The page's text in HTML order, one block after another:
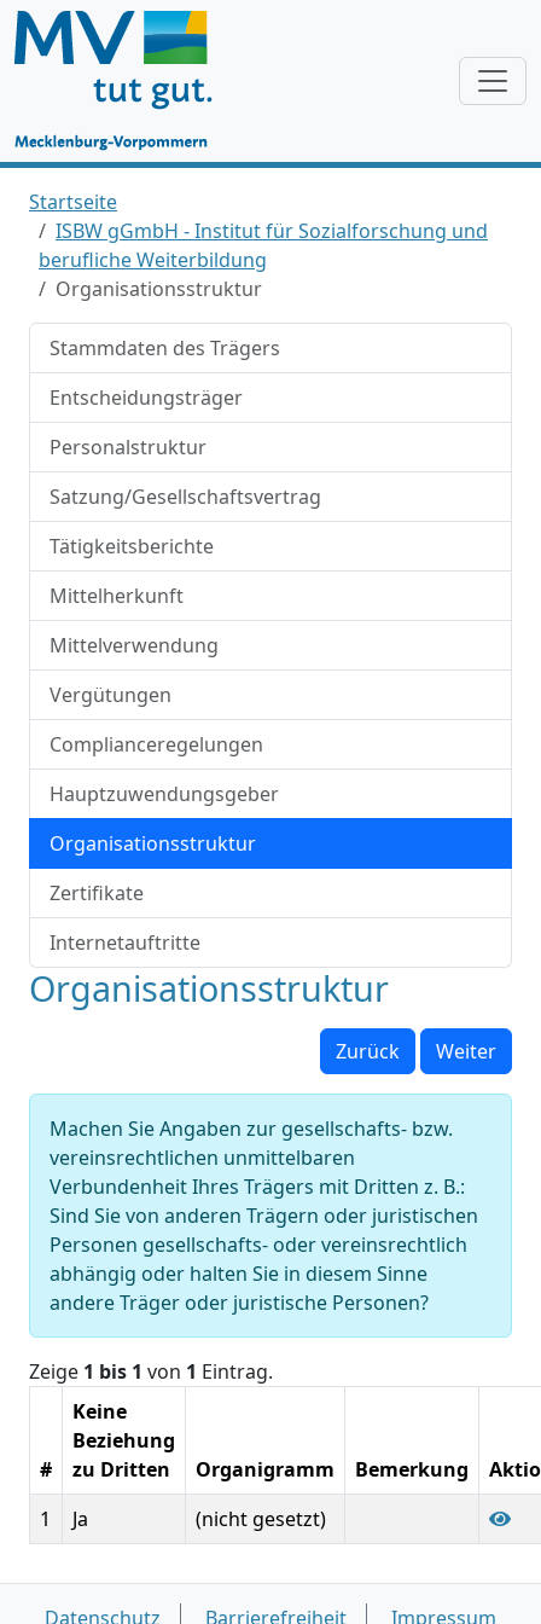
Startseite
ISBW gGmbH - Institut für Sozialforschung und
berufliche Weiterbildung
Organisationsstruktur
Stammdaten des Trägers
Entscheidungsträger
Personalstruktur
Satzung/Gesellschaftsvertrag
Tätigkeitsberichte
Mittelherkunft
Mittelverwendung
Vergütungen
Complianceregelungen
Hauptzuwendungsgeber
Organisationsstruktur
Zertifikate
Internetauftritte
Organisationsstruktur
Zurück Weiter
Machen Sie Angaben zur gesellschafts- bzw.
vereinsrechtlichen unmittelbaren
Verbundenheit Ihres Trägers mit Dritten z. B.:
Sind Sie von anderen Trägern oder juristischen
Personen gesellschafts- oder vereinsrechtlich
abhängig oder halten Sie in diesem Sinne
andere Träger oder juristische Personen?
Zeige 1 bis 1 von 1 Eintrag.
#
Keine
Beziehung
zu Dritten
Organigramm Bemerkung
1
Ja (nicht gesetzt)
Datenschutz Barrierefreiheit Impressum